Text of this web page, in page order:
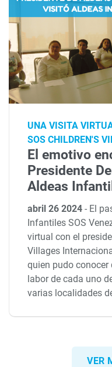
UNA VISITA
SOS CHILDREN'S
El emotivo
Presidente
Aldeas
abril 26 2024- El
Infantiles SOS
virtual con el
Villages
quien pudo conocer
labor de cada uno
varias localidades
VER